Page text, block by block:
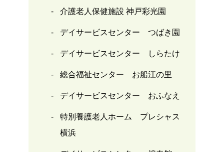
介護老人保健施設 神戸彩光園
デイサービスセンター つばき園
デイサービスセンター しらたけ
総合福祉センター お船江の里
デイサービスセンター おふなえ
特別養護老人ホーム プレシャス
横浜